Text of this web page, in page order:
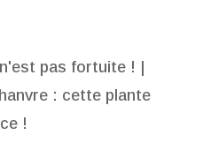
pas fortuite ! |
: cette plante
!